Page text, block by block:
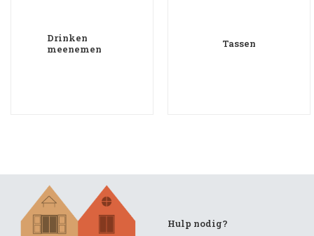
Drinken
meenemen
Tassen
Hulp nodig?